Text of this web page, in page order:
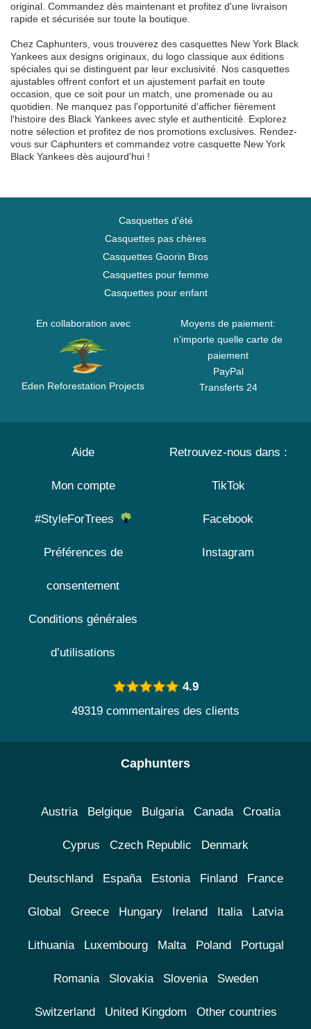
original. Commandez dès maintenant et profitez d'une livraison
rapide et sécurisée sur toute la boutique.
Chez Caphunters, vous trouverez des casquettes New York Black
Yankees aux designs originaux, du logo classique aux éditions
spéciales qui se distinguent par leur exclusivité. Nos casquettes
ajustables offrent confort et un ajustement parfait en toute
occasion, que ce soit pour un match, une promenade ou au
quotidien. Ne manquez pas l'opportunité d'afficher fièrement
l'histoire des Black Yankees avec style et authenticité. Explorez
notre sélection et profitez de nos promotions exclusives. Rendez-
vous sur Caphunters et commandez votre casquette New York
Black Yankees dès aujourd'hui !
Casquettes d'été
Casquettes pas chères
Casquettes Goorin Bros
Casquettes pour femme
Casquettes pour enfant
En collaboration avec
Eden Reforestation Projects
Moyens de paiement:
n'importe quelle carte de
paiement
PayPal
Transferts 24
Aide
Mon compte
#StyleForTrees
Préférences de
consentement
Conditions générales
d’utilisations
Retrouvez-nous dans :
TikTok
Facebook
Instagram
4.9
49319 commentaires des clients
Caphunters
Austria Belgique Bulgaria Canada Croatia
Cyprus Czech Republic Denmark
Deutschland España Estonia Finland France
Global Greece Hungary Ireland Italia Latvia
Lithuania Luxembourg Malta Poland Portugal
Romania Slovakia Slovenia Sweden
Switzerland United Kingdom Other countries